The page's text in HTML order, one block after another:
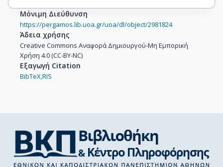
Μόνιμη Διεύθυνση
https://pergamos.lib.uoa.gr/uoa/dl/object/2981824
Άδεια χρήσης
Creative Commons Αναφορά Δημιουργού-Μη Εμπορική
Χρήση 4.0 (CC-BY-NC)
Εξαγωγή Citation
BibTeX, RIS